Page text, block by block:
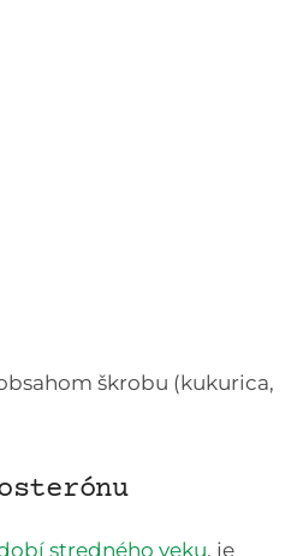
škrobu (kukurica,
stredného veku, je